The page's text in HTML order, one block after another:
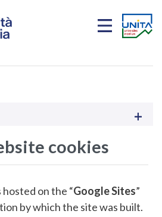
cookies
hosted on the “Google Sites”
by which the site was built.